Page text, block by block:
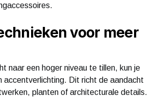
voor meer
naar een hoger niveau te tillen, kun je
accentverlichting. Dit richt de aandacht
planten of architecturale details.